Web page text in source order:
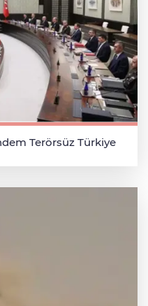
Terörsüz Türkiye